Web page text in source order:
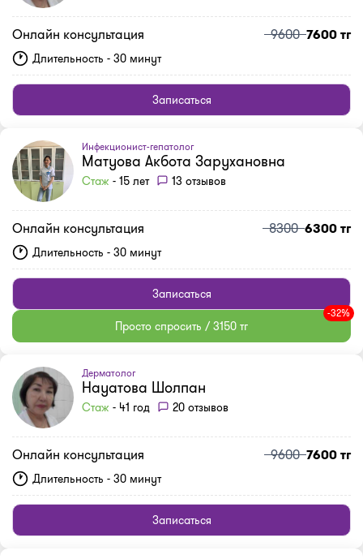
Онлайн консультация 96007600 тг
Длительность - 30 минут
Записаться
Инфекционист-гепатолог
Матуова Акбота Зарухановна
Стаж - 15 лет 13 отзывов
Онлайн консультация 83006300 тг
Длительность - 30 минут
Записаться
Просто спросить / 3150 тг
-32%
Дерматолог
Науатова Шолпан
Стаж - 41 год 20 отзывов
Онлайн консультация 96007600 тг
Длительность - 30 минут
Записаться